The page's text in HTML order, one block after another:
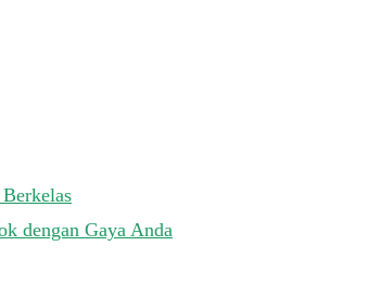
dengan Gaya Anda